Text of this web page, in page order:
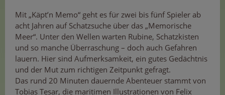
Mit „Käpt’n Memo“ geht es für zwei bis fünf Spieler ab
acht Jahren auf Schatzsuche über das „Memorische
Meer“. Unter den Wellen warten Rubine, Schatzkisten
und so manche Überraschung – doch auch Gefahren
lauern. Hier sind Aufmerksamkeit, ein gutes Gedächtnis
und der Mut zum richtigen Zeitpunkt gefragt.
Das rund 20 Minuten dauernde Abenteuer stammt von
Tobias Tesar, die maritimen Illustrationen von Felix